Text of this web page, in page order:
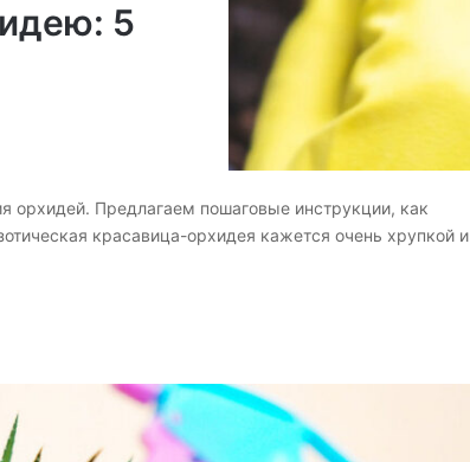
5
орхидей. Предлагаем пошаговые инструкции, как
красавица-орхидея кажется очень хрупкой и